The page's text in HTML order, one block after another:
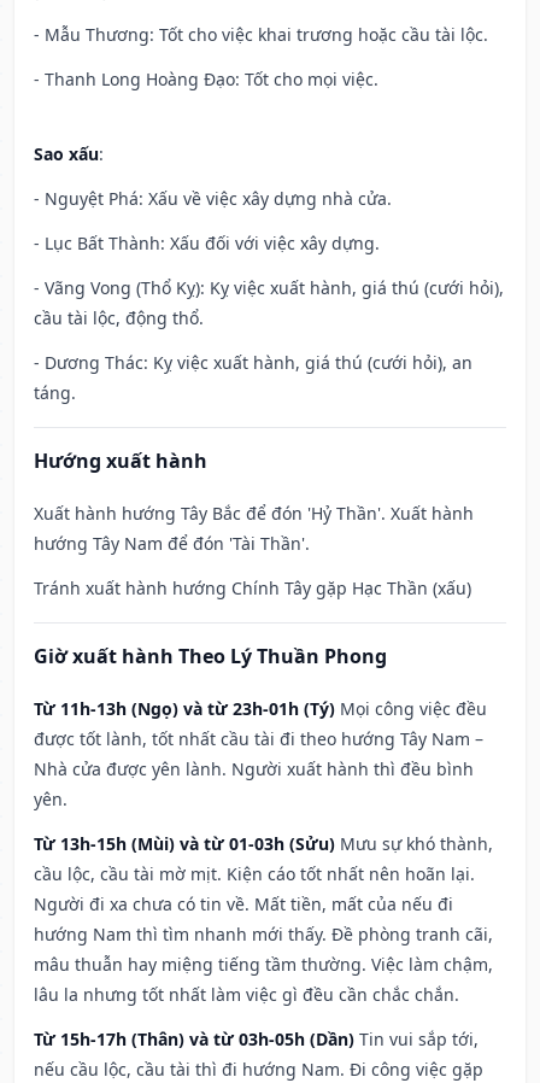
- Mẫu Thương: Tốt cho việc khai trương hoặc cầu tài lộc.
- Thanh Long Hoàng Đạo: Tốt cho mọi việc.
Sao xấu:
- Nguyệt Phá: Xấu về việc xây dựng nhà cửa.
- Lục Bất Thành: Xấu đối với việc xây dựng.
- Vãng Vong (Thổ Kỵ): Kỵ việc xuất hành, giá thú (cưới hỏi),
cầu tài lộc, động thổ.
- Dương Thác: Kỵ việc xuất hành, giá thú (cưới hỏi), an
táng.
Hướng xuất hành
Xuất hành hướng Tây Bắc để đón 'Hỷ Thần'. Xuất hành
hướng Tây Nam để đón 'Tài Thần'.
Tránh xuất hành hướng Chính Tây gặp Hạc Thần (xấu)
Giờ xuất hành Theo Lý Thuần Phong
Từ 11h-13h (Ngọ) và từ 23h-01h (Tý) Mọi công việc đều
được tốt lành, tốt nhất cầu tài đi theo hướng Tây Nam –
Nhà cửa được yên lành. Người xuất hành thì đều bình
yên.
Từ 13h-15h (Mùi) và từ 01-03h (Sửu) Mưu sự khó thành,
cầu lộc, cầu tài mờ mịt. Kiện cáo tốt nhất nên hoãn lại.
Người đi xa chưa có tin về. Mất tiền, mất của nếu đi
hướng Nam thì tìm nhanh mới thấy. Đề phòng tranh cãi,
mâu thuẫn hay miệng tiếng tầm thường. Việc làm chậm,
lâu la nhưng tốt nhất làm việc gì đều cần chắc chắn.
Từ 15h-17h (Thân) và từ 03h-05h (Dần) Tin vui sắp tới,
nếu cầu lộc, cầu tài thì đi hướng Nam. Đi công việc gặp